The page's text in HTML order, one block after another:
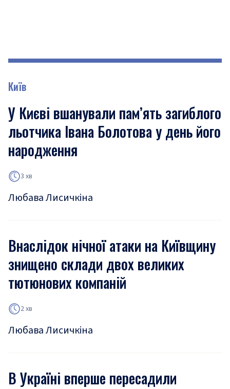
Київ
У Києві вшанували пам’ять загиблого
льотчика Івана Болотова у день його
народження
3 хв
Любава Лисичкіна
Внаслідок нічної атаки на Київщину
знищено склади двох великих
тютюнових компаній
2 хв
Любава Лисичкіна
В Україні вперше пересадили